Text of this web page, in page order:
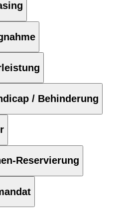
/ Behinderung
Reservierung